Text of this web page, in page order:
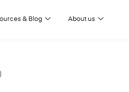
& Blog About us